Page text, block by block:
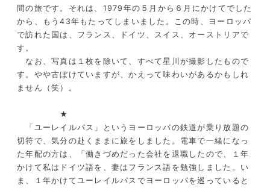
間の旅です。それは、1979年の５月から６月にかけてでした
から、もう43年もたってしまいました。この時、ヨーロッパ
で訪れた国は、フランス、ドイツ、スイス、オーストリアで
す。
なお、写真は１枚を除いて、すべて星川が撮影したもので
す。やや古ぼけていますが、かえって味わいがあるかもしれ
ません（笑）。
★
「ユーレイルパス」というヨーロッパの鉄道が乗り放題の
切符で、気分の赴くままに旅をしました。電車で一緒になっ
た年配の方は、「働きづめだった会社を退職したので、１年
かけて私はドイツ語を、妻はフランス語を勉強しました。い
ま、１年かけてユーレイルパスでヨーロッパを巡っていると